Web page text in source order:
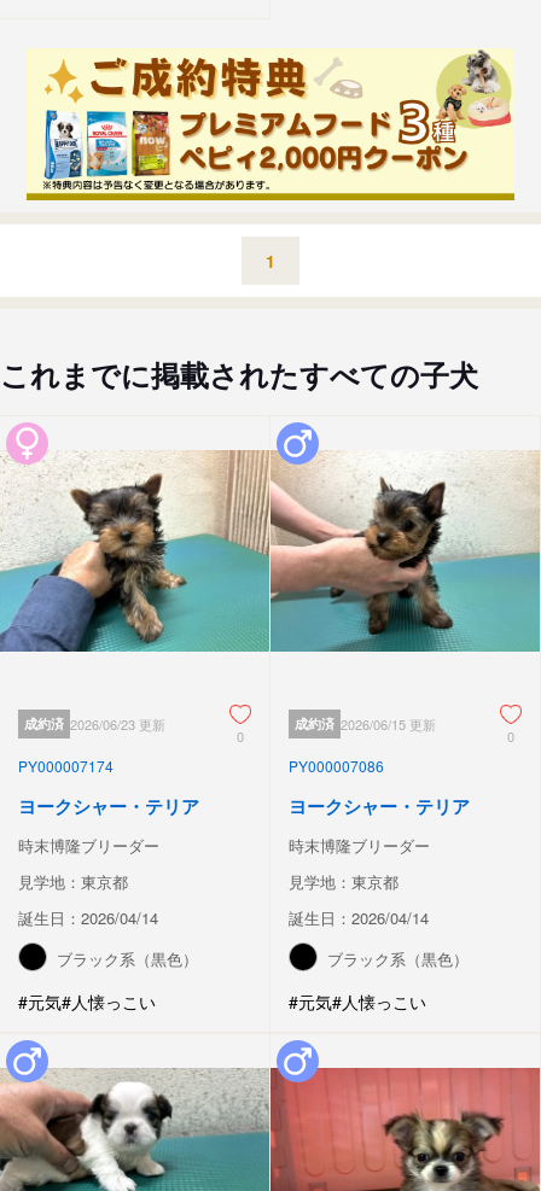
1
これまでに掲載されたすべての子犬
成約済 2026/06/23 更新
0
PY000007174
ヨークシャー・テリア
時末博隆ブリーダー
見学地：東京都
誕生日：2026/04/14
ブラック系（黒色）
#元気#人懐っこい
成約済 2026/06/15 更新
0
PY000007086
ヨークシャー・テリア
時末博隆ブリーダー
見学地：東京都
誕生日：2026/04/14
ブラック系（黒色）
#元気#人懐っこい